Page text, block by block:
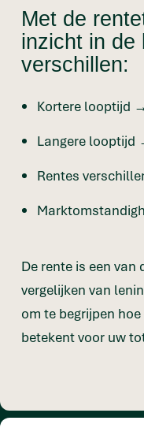
Met de
inzicht in de
verschillen:
Kortere looptijd
Langere looptijd
Rentes
De rente is een
vergelijken van
om te begrijpen
betekent voor uw